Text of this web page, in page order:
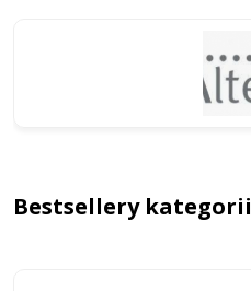
Bestsellery kategorii